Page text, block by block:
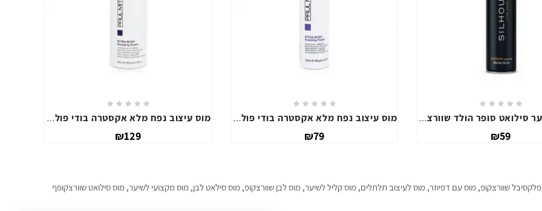
מוס עיצוב נפח מלא אקסטרה בודי פול מיטשל 200 מ"ל ספריי לשיער סילואט סופר הולד שוורצקופ ספריי לשיער סילואט פלקסיבל הולד שוורצקופ
שוורצקופ, מוס עם דפיוזר, מוס לעיצוב תלתלים, מוס קליל לשיער, מוס לבן שוורצקופ, מוס סילאט לבן, מוס מקצועי לשיער, מוס סילואט שוורצקופף